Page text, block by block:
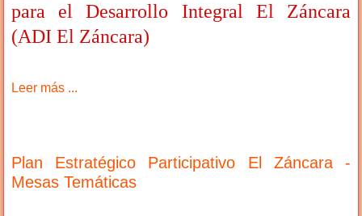
para el Desarrollo Integral El Záncara
(ADI El Záncara)
Leer más ...
Plan Estratégico Participativo El Záncara -
Mesas Temáticas